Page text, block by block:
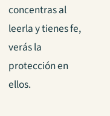
concentras al
leerla y tienes fe,
verás la
protección en
ellos.